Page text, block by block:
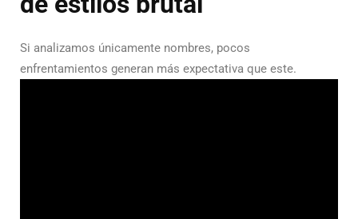
Si analizamos únicamente nombres, pocos
enfrentamientos generan más expectativa que este.